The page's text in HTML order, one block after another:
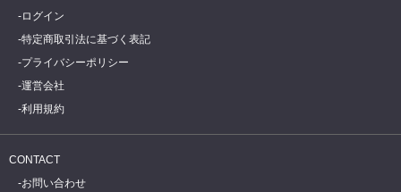
ログイン
特定商取引法に基づく表記
プライバシーポリシー
運営会社
利用規約
CONTACT
お問い合わせ